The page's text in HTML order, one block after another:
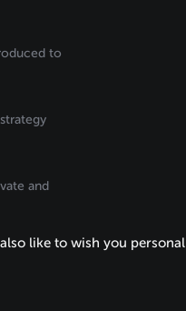
to
and
like to wish you personal